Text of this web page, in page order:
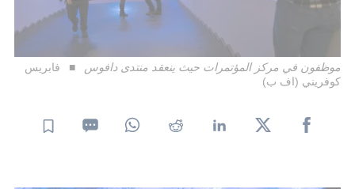
موظفون في مركز المؤتمرات حيث ينعقد منتدى دافوس
فابريس
كوفريني (اف ب)